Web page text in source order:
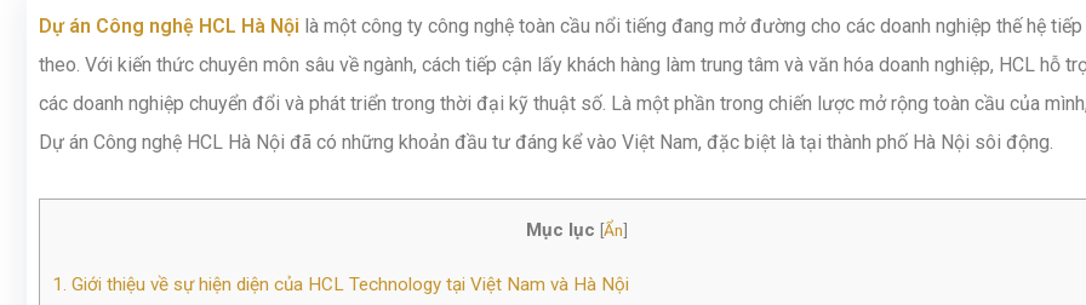
Dự án Công nghệ HCL Hà Nội là một công ty công nghệ toàn cầu nổi tiếng đang mở đường cho các doanh nghiệp thế hệ tiếp
theo. Với kiến thức chuyên môn sâu về ngành, cách tiếp cận lấy khách hàng làm trung tâm và văn hóa doanh nghiệp, HCL hỗ
các doanh nghiệp chuyển đổi và phát triển trong thời đại kỹ thuật số. Là một phần trong chiến lược mở rộng toàn cầu của mình,
Dự án Công nghệ HCL Hà Nội đã có những khoản đầu tư đáng kể vào Việt Nam, đặc biệt là tại thành phố Hà Nội sôi động.
Mục lục [Ẩn]
1. Giới thiệu về sự hiện diện của HCL Technology tại Việt Nam và Hà Nội